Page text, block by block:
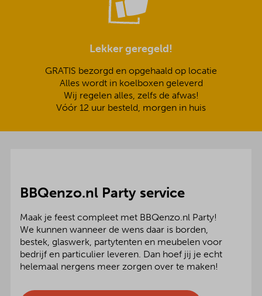
Lekker geregeld!
GRATIS bezorgd en opgehaald op locatie
Alles wordt in koelboxen geleverd
Wij regelen alles, zelfs de afwas!
Vóór 12 uur besteld, morgen in huis
BBQenzo.nl Party service
Maak je feest compleet met BBQenzo.nl Party!
We kunnen wanneer de wens daar is borden,
bestek, glaswerk, partytenten en meubelen voor
bedrijf en particulier leveren. Dan hoef jij je echt
helemaal nergens meer zorgen over te maken!